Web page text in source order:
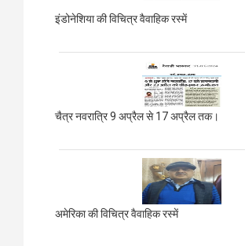
इंडोनेशिया की विचित्र वैवाहिक रस्में
चैत्र नवरात्रि 9 अप्रैल से 17 अप्रैल तक।
अमेरिका की विचित्र वैवाहिक रस्में